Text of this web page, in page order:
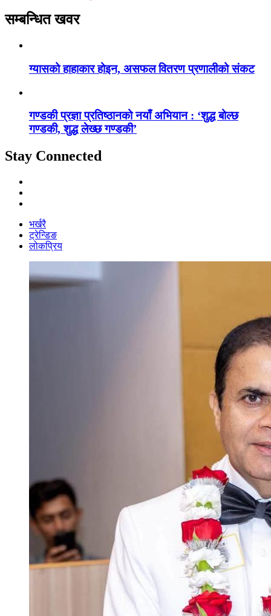
सम्बन्धित खवर
ग्यासको हाहाकार होइन, असफल वितरण प्रणालीको संकट
गण्डकी प्रज्ञा प्रतिष्ठानको नयाँ अभियान : ‘शुद्ध बोल्छ
गण्डकी, शुद्ध लेख्छ गण्डकी’
Stay Connected
भर्खरै
ट्रेन्डिङ
लोकप्रिय